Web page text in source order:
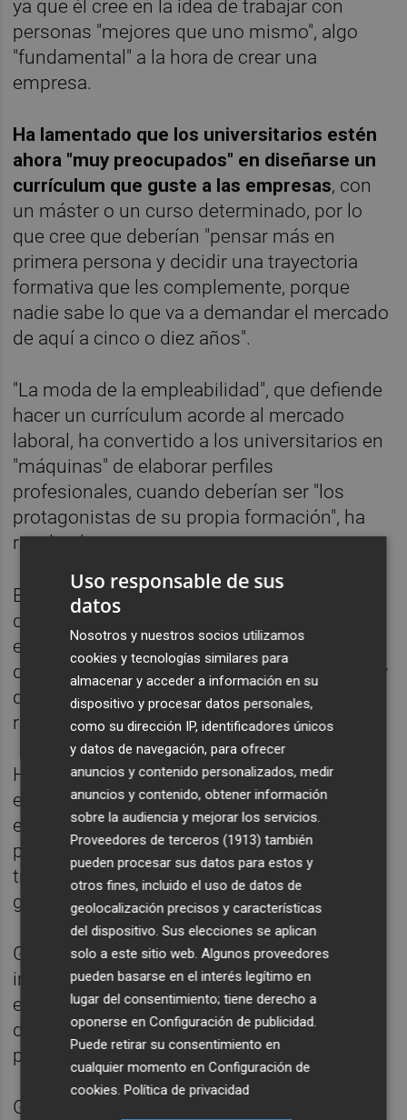
ya que él cree en la idea de trabajar con
personas "mejores que uno mismo", algo
"fundamental" a la hora de crear una
empresa.
Ha lamentado que los universitarios estén
ahora "muy preocupados" en diseñarse un
currículum que guste a las empresas, con
un máster o un curso determinado, por lo
que cree que deberían "pensar más en
primera persona y decidir una trayectoria
formativa que les complemente, porque
nadie sabe lo que va a demandar el mercado
de aquí a cinco o diez años".
"La moda de la empleabilidad", que defiende
hacer un currículum acorde al mercado
laboral, ha convertido a los universitarios en
"máquinas" de elaborar perfiles
profesionales, cuando deberían ser "los
protagonistas de su propia formación", ha
recalcado.
En la segunda charla del próximo lunes
detallará, "en primera persona", su
experiencia investigadora a partir de un
descubrimiento realizado en la universidad y
que en la actualidad se utiliza en grandes
refinerías.
Ha precisado que los catalizadores que se
emplean en la industria química tienen una
estructura muy estrecha y unos poros muy
pequeños que no permiten la
transformación de moléculas medianas o
grandes.
Gracias a la nanotecnología, este
investivador logró expandir la estructura de
estos catalizadores y abrir canales a través
de autopistas moleculares, para elaborar
productos.
García Martínez ha precisado que el
Uso responsable de sus
datos
Nosotros y nuestros socios utilizamos
cookies y tecnologías similares para
almacenar y acceder a información en su
dispositivo y procesar datos personales,
como su dirección IP, identificadores únicos
y datos de navegación, para ofrecer
anuncios y contenido personalizados, medir
anuncios y contenido, obtener información
sobre la audiencia y mejorar los servicios.
Proveedores de terceros (1913) también
pueden procesar sus datos para estos y
otros fines, incluido el uso de datos de
geolocalización precisos y características
del dispositivo. Sus elecciones se aplican
solo a este sitio web. Algunos proveedores
pueden basarse en el interés legítimo en
lugar del consentimiento; tiene derecho a
oponerse enConfiguración de publicidad.
Puede retirar su consentimiento en
cualquier momento enConfiguración de
cookies.Política de privacidad